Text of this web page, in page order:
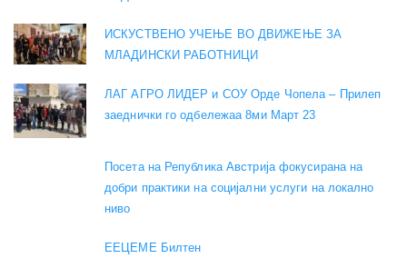
ИСКУСТВЕНО УЧЕЊЕ ВО ДВИЖЕЊЕ ЗА
МЛАДИНСКИ РАБОТНИЦИ
ЛАГ АГРО ЛИДЕР и СОУ Орде Чопела – Прилеп
заеднички го одбележаа 8ми Март 23
Посета на Република Австрија фокусирана на
добри практики на социјални услуги на локално
ниво
EEЦЕМЕ Билтен